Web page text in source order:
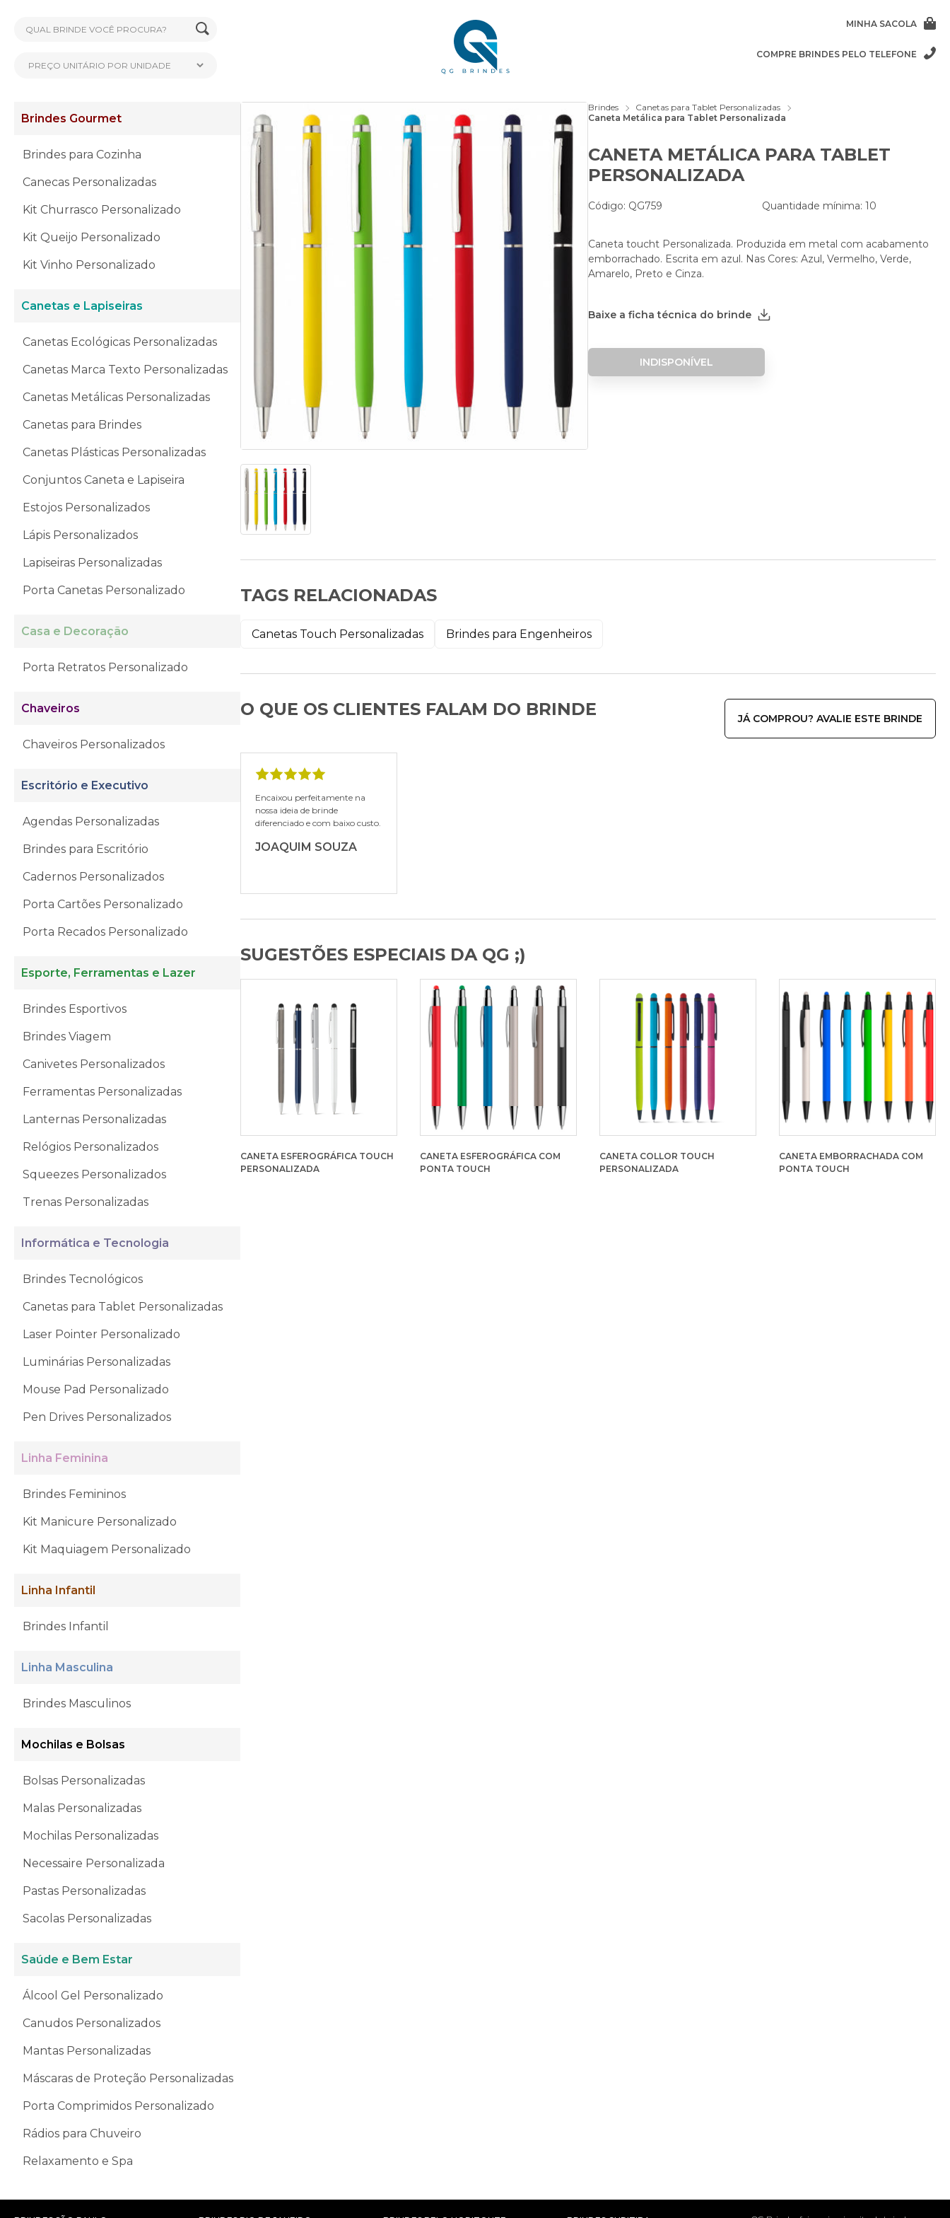
MINHA SACOLA
COMPRE BRINDES PELO TELEFONE
Brindes Gourmet
Brindes para Cozinha
Canecas Personalizadas
Kit Churrasco Personalizado
Kit Queijo Personalizado
Kit Vinho Personalizado
Canetas e Lapiseiras
Canetas Ecológicas Personalizadas
Canetas Marca Texto Personalizadas
Canetas Metálicas Personalizadas
Canetas para Brindes
Canetas Plásticas Personalizadas
Conjuntos Caneta e Lapiseira
Estojos Personalizados
Lápis Personalizados
Lapiseiras Personalizadas
Porta Canetas Personalizado
Casa e Decoração
Porta Retratos Personalizado
Chaveiros
Chaveiros Personalizados
Escritório e Executivo
Agendas Personalizadas
Brindes para Escritório
Cadernos Personalizados
Porta Cartões Personalizado
Porta Recados Personalizado
Esporte, Ferramentas e Lazer
Brindes Esportivos
Brindes Viagem
Canivetes Personalizados
Ferramentas Personalizadas
Lanternas Personalizadas
Relógios Personalizados
Squeezes Personalizados
Trenas Personalizadas
Informática e Tecnologia
Brindes Tecnológicos
Canetas para Tablet Personalizadas
Laser Pointer Personalizado
Luminárias Personalizadas
Mouse Pad Personalizado
Pen Drives Personalizados
Linha Feminina
Brindes Femininos
Kit Manicure Personalizado
Kit Maquiagem Personalizado
Linha Infantil
Brindes Infantil
Linha Masculina
Brindes Masculinos
Mochilas e Bolsas
Bolsas Personalizadas
Malas Personalizadas
Mochilas Personalizadas
Necessaire Personalizada
Pastas Personalizadas
Sacolas Personalizadas
Saúde e Bem Estar
Álcool Gel Personalizado
Canudos Personalizados
Mantas Personalizadas
Máscaras de Proteção Personalizadas
Porta Comprimidos Personalizado
Rádios para Chuveiro
Relaxamento e Spa
Brindes
Canetas para Tablet Personalizadas
Caneta Metálica para Tablet Personalizada
CANETA METÁLICA PARA TABLET
PERSONALIZADA
Código: QG759 Quantidade mínima: 10
Caneta toucht Personalizada. Produzida em metal com acabamento
emborrachado. Escrita em azul. Nas Cores: Azul, Vermelho, Verde,
Amarelo, Preto e Cinza.
Baixe a ficha técnica do brinde
INDISPONÍVEL
TAGS RELACIONADAS
Canetas Touch Personalizadas Brindes para Engenheiros
O QUE OS CLIENTES FALAM DO BRINDE JÁ COMPROU? AVALIE ESTE BRINDE
Encaixou perfeitamente na
nossa ideia de brinde
diferenciado e com baixo custo.
JOAQUIM SOUZA
SUGESTÕES ESPECIAIS DA QG ;)
CANETA ESFEROGRÁFICA TOUCH
PERSONALIZADA
CANETA ESFEROGRÁFICA COM
PONTA TOUCH
CANETA COLLOR TOUCH
PERSONALIZADA
CANETA EMBORRACHADA COM
PONTA TOUCH